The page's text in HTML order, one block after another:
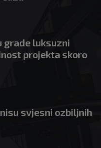
grade luksuzni
projekta skoro
svjesni ozbiljnih